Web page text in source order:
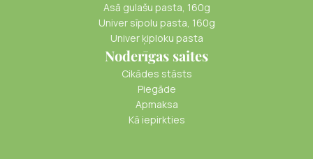
Asā gulašu pasta, 160g
Univer sīpolu pasta, 160g
Univer ķiploku pasta
Noderīgas saites
Cikādes stāsts
Piegāde
Apmaksa
Kā iepirkties